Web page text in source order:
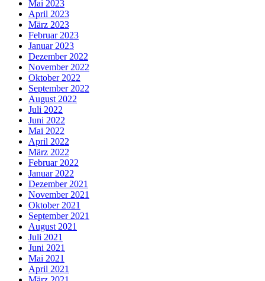
Mai 2023
April 2023
März 2023
Februar 2023
Januar 2023
Dezember 2022
November 2022
Oktober 2022
September 2022
August 2022
Juli 2022
Juni 2022
Mai 2022
April 2022
März 2022
Februar 2022
Januar 2022
Dezember 2021
November 2021
Oktober 2021
September 2021
August 2021
Juli 2021
Juni 2021
Mai 2021
April 2021